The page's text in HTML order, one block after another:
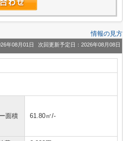
情報の見方
年08月01日 次回更新予定日：2026年08月08日
面積 61.80㎡/-